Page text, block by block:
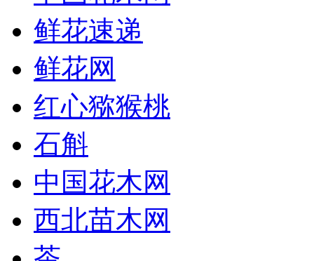
鲜花速递
鲜花网
红心猕猴桃
石斛
中国花木网
西北苗木网